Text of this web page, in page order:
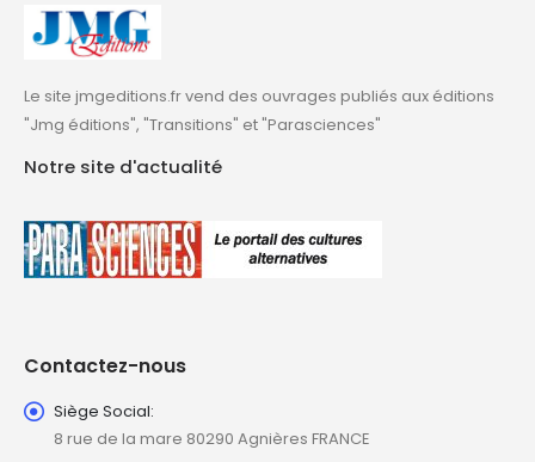
Le site jmgeditions.fr vend des ouvrages publiés aux éditions
"Jmg éditions", "Transitions" et "Parasciences"
Notre site d'actualité
Contactez-nous
Siège Social:
8 rue de la mare 80290 Agnières FRANCE